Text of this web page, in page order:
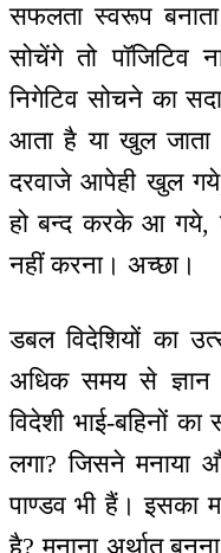
सफलता स्वरूप
सोचेंगे तो पॉजिटिव
निगेटिव सोचने का
आता है या खुल जाता
दरवाजे आपेही खुल
हो बन्द करके आ गये,
नहीं करना। अच्छा।
डबल विदेशियों का
अधिक समय से
विदेशी भाई-बहिनों का
लगा? जिसने मनाया
पाण्डव भी हैं। इसका
है? मनाना अर्थात्